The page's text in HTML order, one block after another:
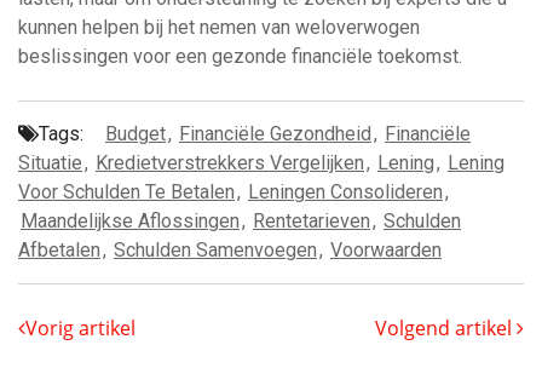
kunnen helpen bij het nemen van weloverwogen
beslissingen voor een gezonde financiële toekomst.
Tags: Budget, Financiële Gezondheid, Financiële
Situatie, Kredietverstrekkers Vergelijken, Lening, Lening
Voor Schulden Te Betalen, Leningen Consolideren,
Maandelijkse Aflossingen, Rentetarieven, Schulden
Afbetalen, Schulden Samenvoegen, Voorwaarden
Vorig artikel Volgend artikel